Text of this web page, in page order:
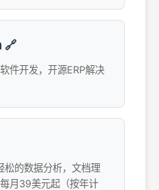
🔗
件开发，开源ERP解决
松的数据分析，文档理
月39美元起（按年计